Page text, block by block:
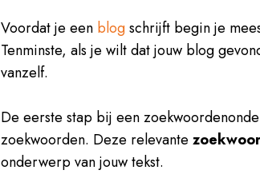
Voordat je een blogschrijft begin je
Tenminste, als je wilt dat jouw blog
vanzelf.
De eerste stap bij een
zoekwoorden. Deze relevante
onderwerp van jouw tekst.